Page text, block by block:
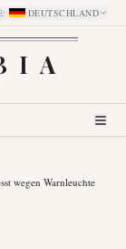
: DEUTSCHLAND
wegen Warnleuchte